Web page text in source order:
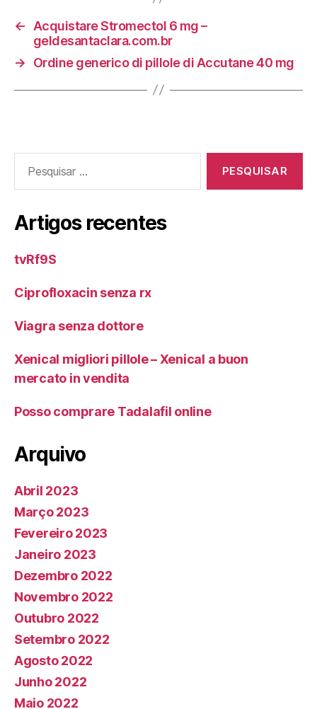
←
Acquistare Stromectol 6 mg –
geldesantaclara.com.br
→
Ordine generico di pillole di Accutane 40 mg
por:
Artigos recentes
tvRf9S
Ciprofloxacin senza rx
Viagra senza dottore
Xenical migliori pillole – Xenical a buon
mercato in vendita
Posso comprare Tadalafil online
Arquivo
Abril 2023
Março 2023
Fevereiro 2023
Janeiro 2023
Dezembro 2022
Novembro 2022
Outubro 2022
Setembro 2022
Agosto 2022
Junho 2022
Maio 2022